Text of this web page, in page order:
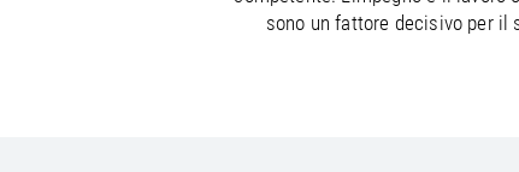
sono un fattore decisivo per il